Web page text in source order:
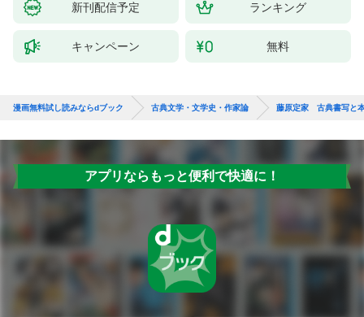
新刊配信予定 ランキング
キャンペーン 無料
漫画無料試し読みならdブック 古典文学・文学史・作家論 藤原定家 古典書写と
アプリならもっと便利で快適に！